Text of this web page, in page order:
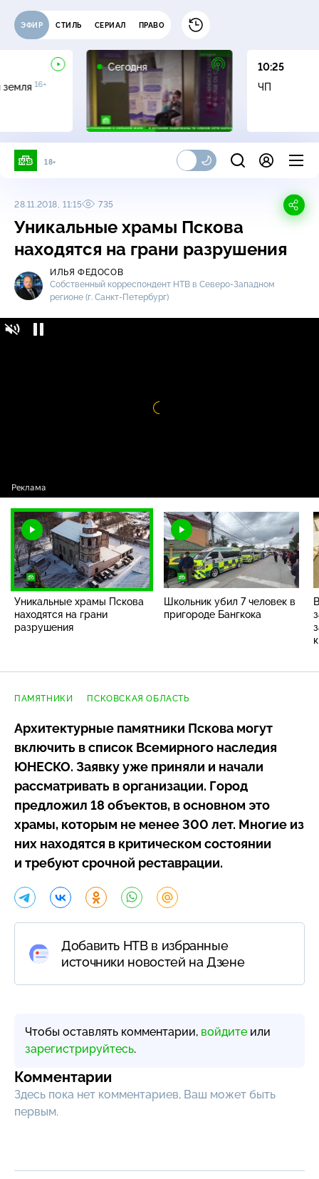
ЭФИР СТИЛЬ СЕРИАЛ ПРАВО
земля 16+
Сегодня
10:25
ЧП
18+
28.11.2018, 11:15 735
Уникальные храмы Пскова
находятся на грани разрушения
ИЛЬЯ ФЕДОСОВ
Собственный корреспондент НТВ в Северо-Западном
регионе (г. Санкт-Петербург)
Уникальные храмы Пскова находятся на грани
Уникальные храмы Пскова
находятся на грани
разрушения
Школьник убил 7 человек в
пригороде Бангкока
ПАМЯТНИКИ ПСКОВСКАЯ ОБЛАСТЬ
Архитектурные памятники Пскова могут
включить в список Всемирного наследия
ЮНЕСКО. Заявку уже приняли и начали
рассматривать в организации. Город
предложил 18 объектов, в основном это
храмы, которым не менее 300 лет. Многие из
них находятся в критическом состоянии
и требуют срочной реставрации.
Добавить НТВ в избранные
источники новостей на Дзене
Чтобы оставлять комментарии, войдите или
зарегистрируйтесь.
Комментарии
Здесь пока нет комментариев, Ваш может быть
первым.